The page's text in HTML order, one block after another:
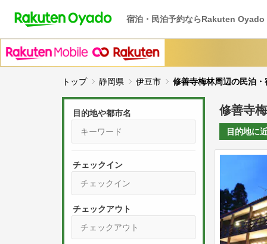
宿泊・民泊予約ならRakuten Oyado
トップ 静岡県 伊豆市 修善寺梅林周辺の民泊
目的地や都市名
チェックイン
r
修善寺
目的地に